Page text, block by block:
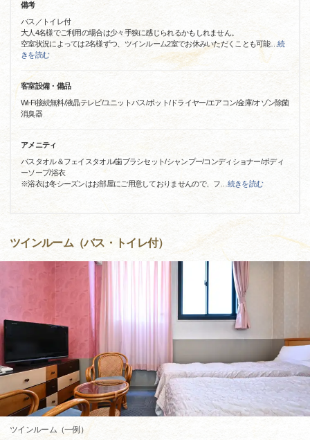
備考
バス／トイレ付
大人4名様でご利用の場合は少々手狭に感じられるかもしれません。
空室状況によっては2名様ずつ、ツインルーム2室でお休みいただくことも可能…続
きを読む
客室設備・備品
Wi-Fi接続無料/液晶テレビ/ユニットバス/ポット/ドライヤー/エアコン/金庫/オゾン除菌
消臭器
アメニティ
バスタオル＆フェイスタオル/歯ブラシセット/シャンプー/コンディショナー/ボディ
ーソープ/浴衣
※浴衣は冬シーズンはお部屋にご用意しておりませんので、フ
続きを読む
ツインルーム（バス・トイレ付）
ツインルーム（一例）